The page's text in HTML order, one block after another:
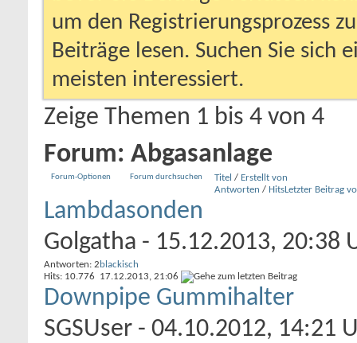
um den Registrierungsprozess
Beiträge lesen. Suchen Sie sich
meisten interessiert.
Zeige Themen 1 bis 4 von 4
Forum: Abgasanlage
Forum-Optionen Forum durchsuchen Titel / Erstellt von
Antworten / HitsLetzter Beitrag
Lambdasonden
Golgatha - 15.12.2013, 20:38
Antworten: 2
Hits: 10.776
blackisch
17.12.2013, 21:06
Downpipe Gummihalter
SGSUser - 04.10.2012, 14:21